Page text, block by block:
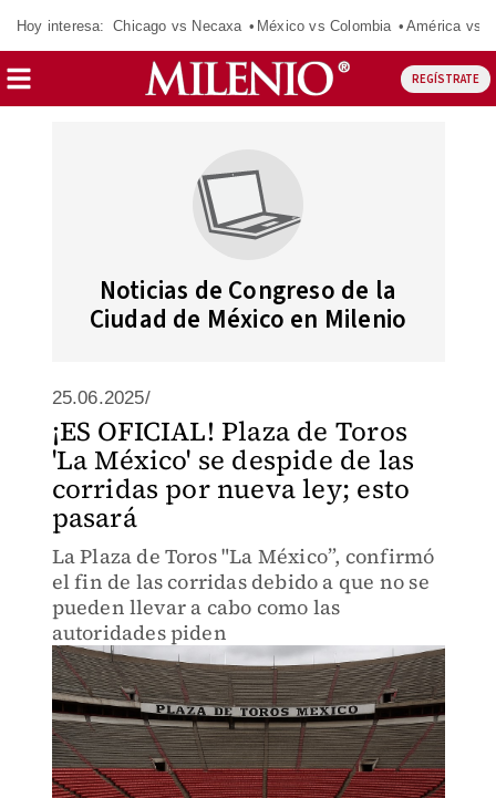
Hoy interesa: Chicago vs Necaxa México vs Colombia América vs
REGÍSTRATE
Noticias de Congreso de la
Ciudad de México en Milenio
25.06.2025/
¡ES OFICIAL! Plaza de Toros
'La México' se despide de las
corridas por nueva ley; esto
pasará
La Plaza de Toros "La México”, confirmó
el fin de las corridas debido a que no se
pueden llevar a cabo como las
autoridades piden